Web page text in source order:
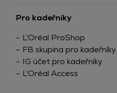
Pro kadeřníky
L'Oréal ProShop
FB skupina pro kadeřníky
IG účet pro kadeřníky
L'Oréal Access